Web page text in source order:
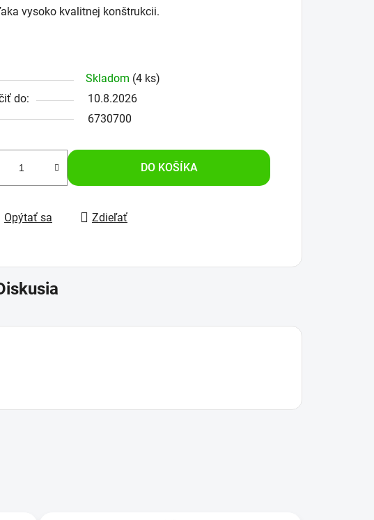
vysoko kvalitnej konštrukcii.
Skladom (4 ks)
do:
10.8.2026
6730700
DO KOŠÍKA
Opýtať sa Zdieľať